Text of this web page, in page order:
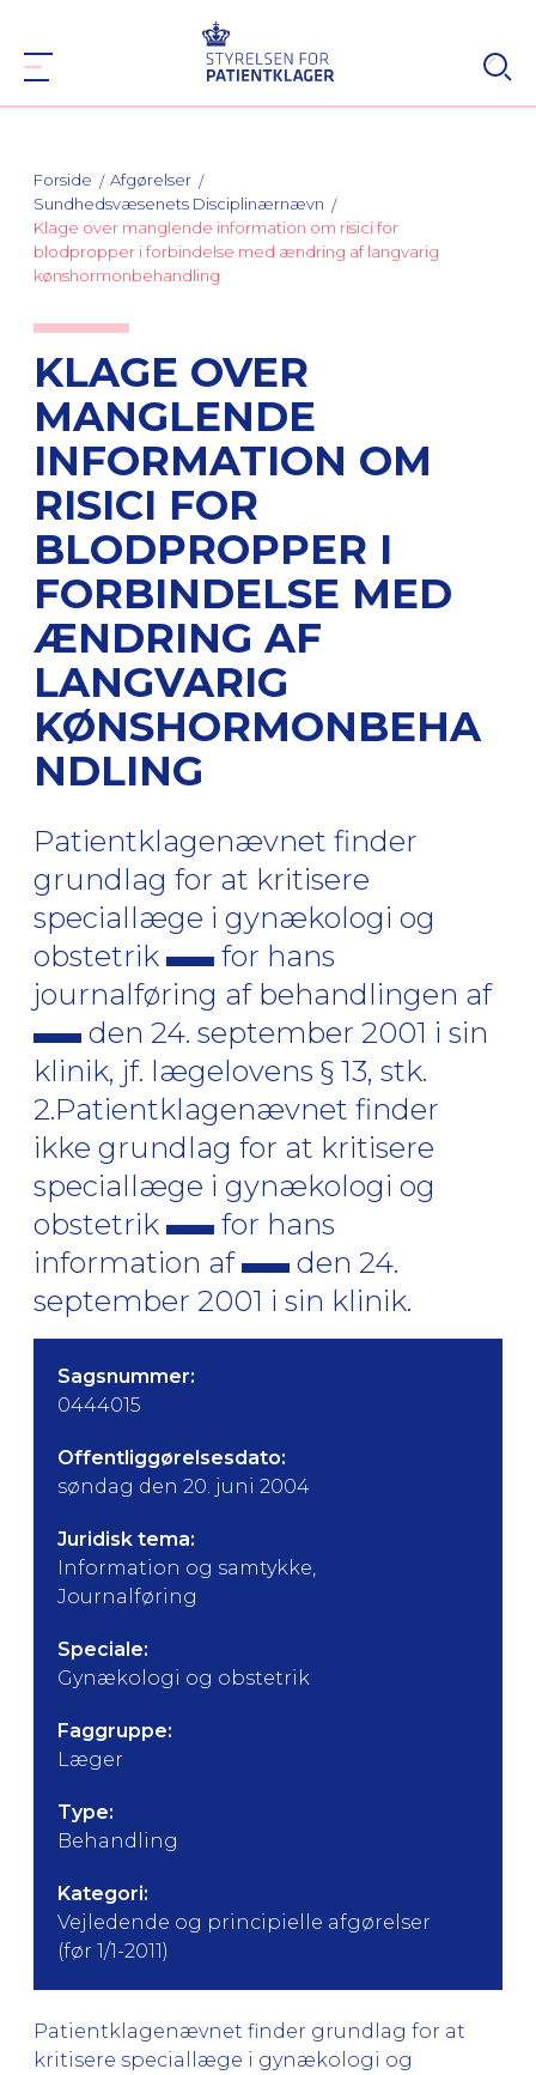
Forside
Afgørelser
Sundhedsvæsenets Disciplinærnævn
Klage over manglende information om risici for
blodpropper i forbindelse med ændring af langvarig
kønshormonbehandling
KLAGE OVER
MANGLENDE
INFORMATION OM
RISICI FOR
BLODPROPPER I
FORBINDELSE MED
ÆNDRING AF
LANGVARIG
KØNSHORMONBEHA
NDLING
Patientklagenævnet finder
grundlag for at kritisere
speciallæge i gynækologi og
obstetrik
for hans
journalføring af behandlingen af
den 24. september 2001 i sin
klinik, jf. lægelovens § 13, stk.
2.Patientklagenævnet finder
ikke grundlag for at kritisere
speciallæge i gynækologi og
obstetrik
for hans
information af
den 24.
september 2001 i sin klinik.
Sagsnummer:
0444015
Offentliggørelsesdato:
søndag den 20. juni 2004
Juridisk tema:
Information og samtykke,
Journalføring
Speciale:
Gynækologi og obstetrik
Faggruppe:
Læger
Type:
Behandling
Kategori:
Vejledende og principielle afgørelser
(før 1/1-2011)
Patientklagenævnet finder grundlag for at
kritisere speciallæge i gynækologi og